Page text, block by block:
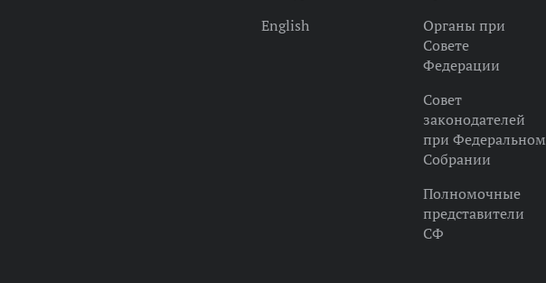
English
Органы при
Совете
Федерации
Совет
законодателей
при Федеральном
Собрании
Полномочные
представители
СФ